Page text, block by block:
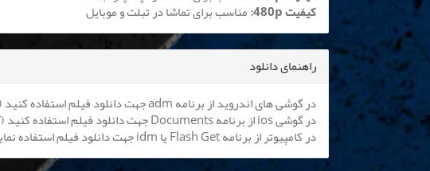
کیفیت 480p: مناسب برای تماشا در تبلت و موبایل
راهنمای دانلود
در گوشی های اندروید از برنامه adm جهت دانلود فیلم استفاده کنید (
در گوشی ios از برنامه Documents جهت دانلود فیلم استفاده کنید (
در کامپیوتر از برنامه Flash Get یا idm جهت دانلود فیلم استفاده نمایید